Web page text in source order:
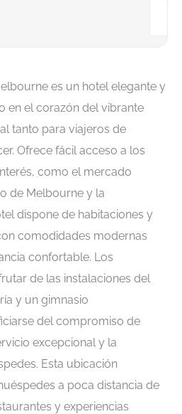
es un hotel elegante y
en el corazón del vibrante
tanto para viajeros de
Ofrece fácil acceso a los
como el mercado
de Melbourne y la
dispone de habitaciones y
comodidades modernas
confortable. Los
de las instalaciones del
y un gimnasio
del compromiso de
excepcional y la
Esta ubicación
a poca distancia de
y experiencias